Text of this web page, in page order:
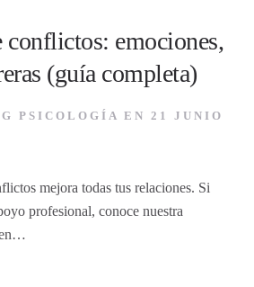
conflictos: emociones,
(guía completa)
PSICOLOGÍA EN 21 JUNIO
mejora todas tus relaciones. Si
profesional, conoce nuestra
en…